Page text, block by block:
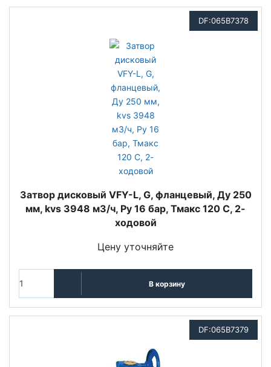
DF:065B7378
Затвор дисковый VFY-L, G, фланцевый, Ду 250
мм, kvs 3948 м3/ч, Py 16 бар, Тмакс 120 С, 2-
ходовой
Цену уточняйте
В корзину
DF:065B7379